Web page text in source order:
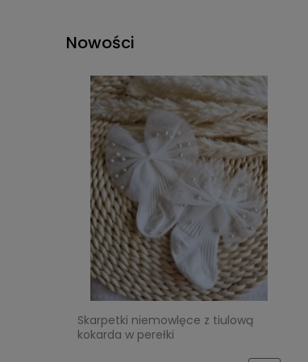
Nowości
Skarpetki niemowlęce z tiulową
kokarda w perełki